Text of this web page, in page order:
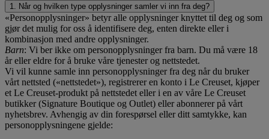
1. Når og hvilken type opplysninger samler vi inn fra deg?
«Personopplysninger» betyr alle opplysninger knyttet til deg og som
gjør det mulig for oss å identifisere deg, enten direkte eller i
kombinasjon med andre opplysninger.
Barn: Vi ber ikke om personopplysninger fra barn. Du må være 18
år eller eldre for å bruke våre tjenester og nettstedet.
Vi vil kunne samle inn personopplysninger fra deg når du bruker
vårt nettsted («nettstedet»), registrerer en konto i Le Creuset, kjøper
et Le Creuset-produkt på nettstedet eller i en av våre Le Creuset
butikker (Signature Boutique og Outlet) eller abonnerer på vårt
nyhetsbrev. Avhengig av din forespørsel eller ditt samtykke, kan
personopplysningene gjelde: